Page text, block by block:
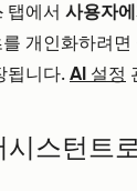
탭에서 사용자
개인화하려면
됩니다. AI 설정
시스턴트